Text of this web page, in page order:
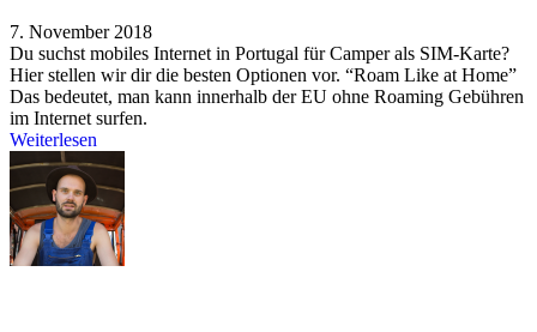
7. November 2018
Du suchst mobiles Internet in Portugal für Camper als SIM-Karte?
Hier stellen wir dir die besten Optionen vor. “Roam Like at Home”
Das bedeutet, man kann innerhalb der EU ohne Roaming Gebühren
im Internet surfen.
Weiterlesen